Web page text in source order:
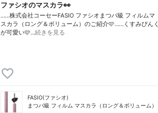
ファシオのマスカラ👀
……⁡⁡株式会社コーセー⁡⁡FASIO ファシオ⁡⁡まつパ級 フィルムマ
スカラ⁡⁡（ロング＆ボリューム）⁡⁡のご紹介🩷️⁡⁡……⁡⁡くすみぴんく
が可愛い🩷️⁡⁡…続きを見る
FASIO(ファシオ)
まつパ級 フィルム マスカラ（ロング＆ボリューム）